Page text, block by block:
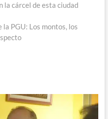
la cárcel de esta ciudad
PGU: Los montos, los